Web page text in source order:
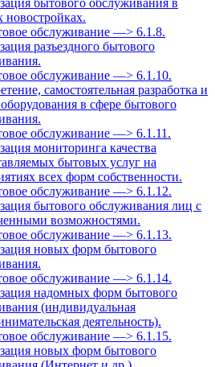
новостройках.
обслуживание —> 6.1.8.
разъездного бытового
обслуживание —> 6.1.10.
самостоятельная разработка и
в сфере бытового
обслуживание —> 6.1.11.
мониторинга качества
бытовых услуг на
всех форм собственности.
обслуживание —> 6.1.12.
бытового обслуживания лиц с
возможностями.
обслуживание —> 6.1.13.
новых форм бытового
обслуживание —> 6.1.14.
надомных форм бытового
(индивидуальная
деятельность).
обслуживание —> 6.1.15.
новых форм бытового